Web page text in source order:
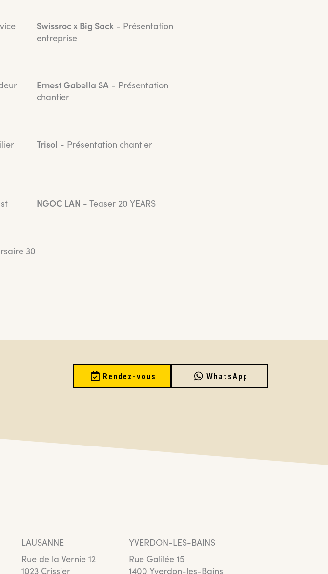
Swissroc x Big Sack - Présentation
entreprise
Ernest Gabella SA - Présentation
chantier
Trisol - Présentation chantier
NGOC LAN - Teaser 20 YEARS
30
Rendez-vous WhatsApp
LAUSANNE
Rue de la Vernie 12
1023 Crissier
YVERDON-LES-BAINS
Rue Galilée 15
1400 Yverdon-les-Bains